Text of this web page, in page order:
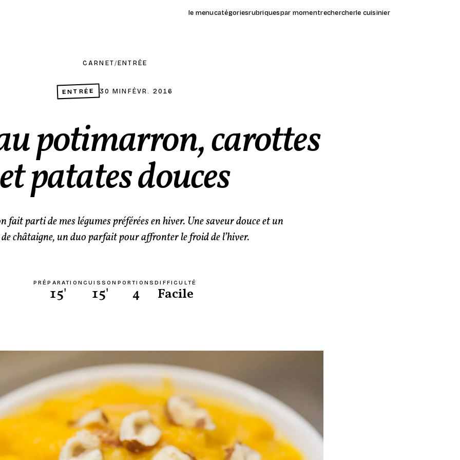
le menucatégoriesrubriquespar momentrechercherle cuisinier
CARNET/ ENTRÉE
ENTRÉE 30 MIN FÉVR. 2016
potimarron, carottes
et patates douces
fait parti de mes légumes préférées en hiver. Une saveur douce et un
châtaigne, un duo parfait pour affronter le froid de l’hiver.
PRÉPARATION
15'
CUISSON
15'
PORTIONS
4
DIFFICULTÉ
Facile